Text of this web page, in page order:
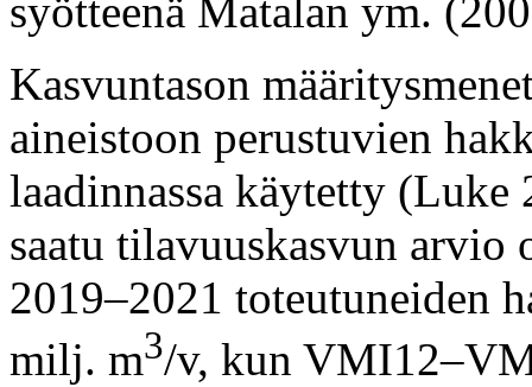
syötteenä Matalan ym.
Kasvuntason
aineistoon perustuvien
laadinnassa käytetty
saatu tilavuuskasvun
2019–2021 toteutuneiden
milj. m3/v, kun